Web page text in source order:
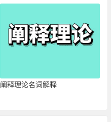
阐释理论名词解释